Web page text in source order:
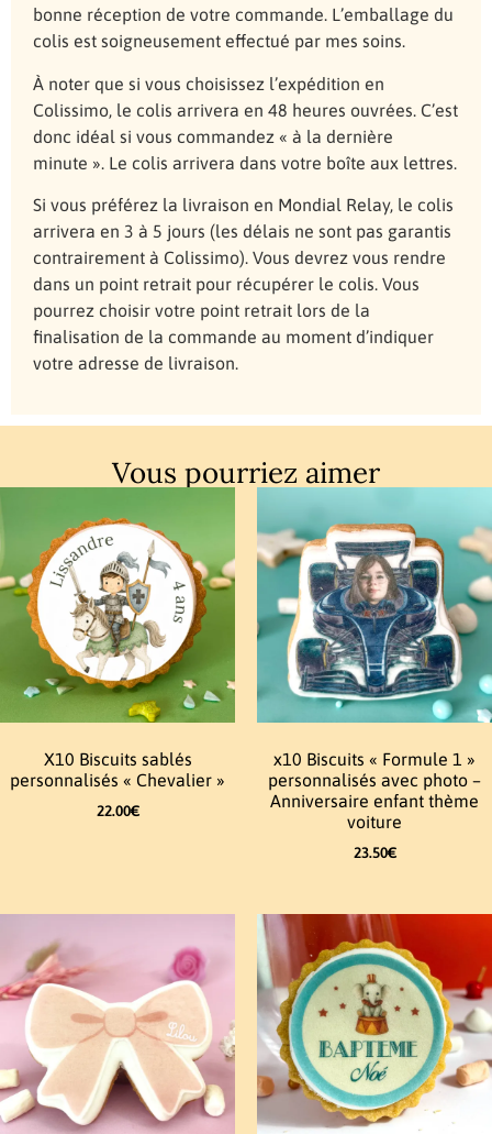
bonne réception de votre commande. L’emballage du
colis est soigneusement effectué par mes soins.
À noter que si vous choisissez l’expédition en
Colissimo, le colis arrivera en 48 heures ouvrées. C’est
donc idéal si vous commandez « à la dernière
minute ». Le colis arrivera dans votre boîte aux lettres.
Si vous préférez la livraison en Mondial Relay, le colis
arrivera en 3 à 5 jours (les délais ne sont pas garantis
contrairement à Colissimo). Vous devrez vous rendre
dans un point retrait pour récupérer le colis. Vous
pourrez choisir votre point retrait lors de la
finalisation de la commande au moment d’indiquer
votre adresse de livraison.
Vous pourriez aimer
X10 Biscuits sablés
personnalisés « Chevalier »
22.00€
x10 Biscuits « Formule 1 »
personnalisés avec photo –
Anniversaire enfant thème
voiture
23.50€